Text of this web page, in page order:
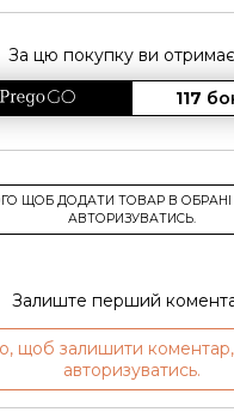
За цю покупку ви
117
ЩОБ ДОДАТИ ТОВАР В ОБРАНІ
АВТОРИЗУВАТИСЬ.
Залиште перший
щоб залишити
авторизуватись.